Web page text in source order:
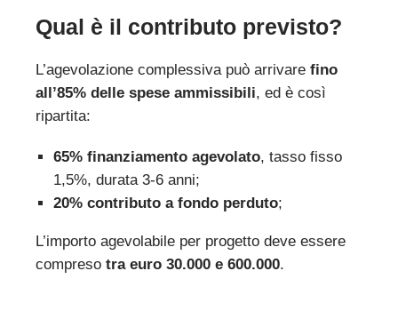
Qual è il contributo previsto?
L’agevolazione complessiva può arrivare fino
all’85% delle spese ammissibili, ed è così
ripartita:
65% finanziamento agevolato, tasso fisso
1,5%, durata 3-6 anni;
20% contributo a fondo perduto;
L’importo agevolabile per progetto deve essere
compreso tra euro 30.000 e 600.000.